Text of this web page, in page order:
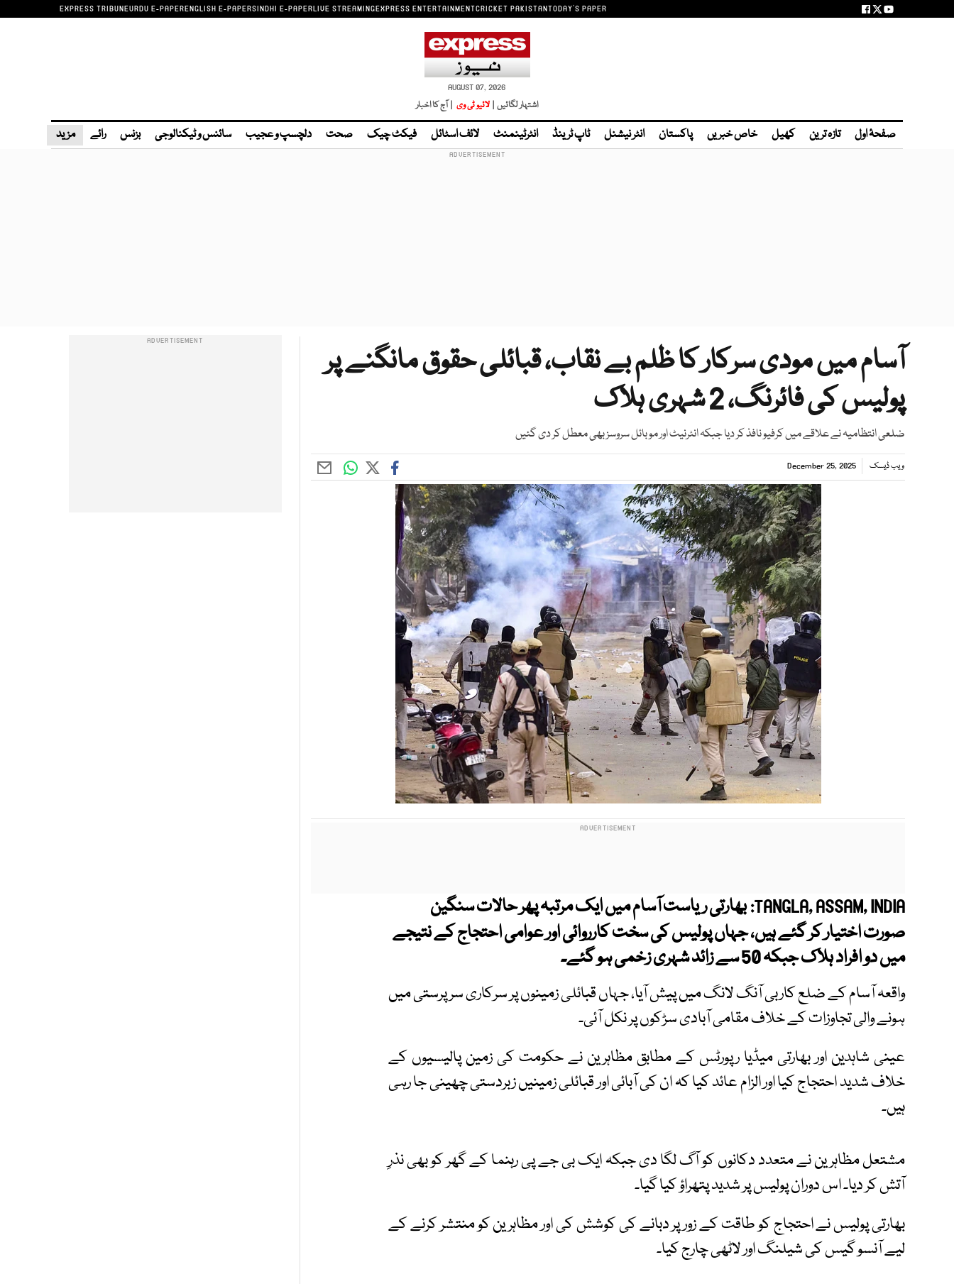
EXPRESS TRIBUNEURDU E-PAPERENGLISH E-PAPERSINDHI E-PAPERLIVE STREAMINGEXPRESS ENTERTAINMENTCRICKET PAKISTANTODAY'S PAPER
AUGUST 07, 2026
اشتہار لگائیں | لائیو ٹی وی | آج کا اخبار
صفحۂ اول تازہ ترین کھیل خاص خبریں پاکستان انٹر نیشنل ٹاپ ٹرینڈ انٹرٹینمنٹ لائف اسٹائل فیکٹ چیک صحت دلچسپ و عجیب سائنس و ٹیکنالوجی بزنس رائے مزید
آسام میں مودی سرکار کا ظلم بے نقاب، قبائلی حقوق مانگنے پر
پولیس کی فائرنگ، 2 شہری ہلاک
ضلعی انتظامیہ نے علاقے میں کرفیو نافذ کر دیا جبکہ انٹرنیٹ اور موبائل سروسز بھی معطل کر دی گئیں
ویب ڈیسک December 25, 2025
TANGLA, ASSAM, INDIA: بھارتی ریاست آسام میں ایک مرتبہ پھر حالات سنگین
صورت اختیار کر گئے ہیں، جہاں پولیس کی سخت کارروائی اور عوامی احتجاج کے نتیجے
میں دو افراد ہلاک جبکہ 50 سے زائد شہری زخمی ہو گئے۔
واقعہ آسام کے ضلع کاربی آنگ لانگ میں پیش آیا، جہاں قبائلی زمینوں پر سرکاری سرپرستی میں
ہونے والی تجاوزات کے خلاف مقامی آبادی سڑکوں پر نکل آئی۔
عینی شاہدین اور بھارتی میڈیا رپورٹس کے مطابق مظاہرین نے حکومت کی زمین پالیسیوں کے
خلاف شدید احتجاج کیا اور الزام عائد کیا کہ ان کی آبائی اور قبائلی زمینیں زبردستی چھینی جا رہی
ہیں۔
مشتعل مظاہرین نے متعدد دکانوں کو آگ لگا دی جبکہ ایک بی جے پی رہنما کے گھر کو بھی نذرِ
آتش کر دیا۔ اس دوران پولیس پر شدید پتھراؤ کیا گیا۔
بھارتی پولیس نے احتجاج کو طاقت کے زور پر دبانے کی کوشش کی اور مظاہرین کو منتشر کرنے کے
لیے آنسو گیس کی شیلنگ اور لاٹھی چارج کیا۔